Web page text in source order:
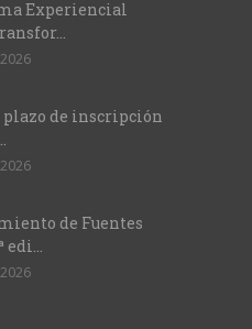
Experiencial
de inscripción
de Fuentes
edi...